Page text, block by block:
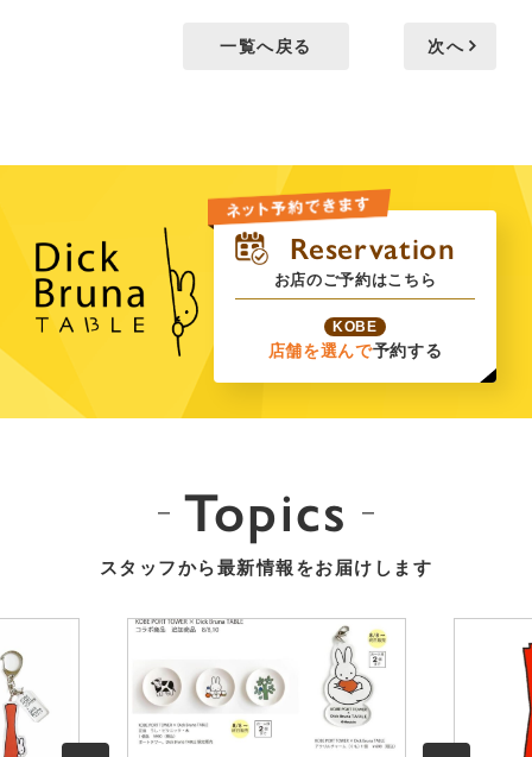
一覧へ戻る 次へ
お店のご予約はこちら
KOBE
店舗を選んで予約する
Topics
スタッフから最新情報をお届けします